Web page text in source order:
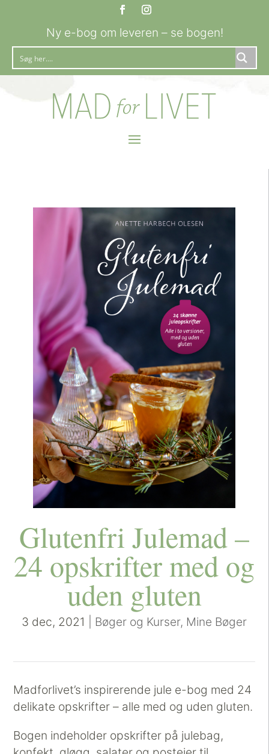
Ny e-bog om leveren – se bogen!
Glutenfri Julemad –
24 opskrifter med og
uden gluten
3 dec, 2021 Bøger og Kurser, Mine Bøger
Madforlivet’s inspirerende jule e-bog med 24
delikate opskrifter – alle med og uden gluten.
Bogen indeholder opskrifter på julebag,